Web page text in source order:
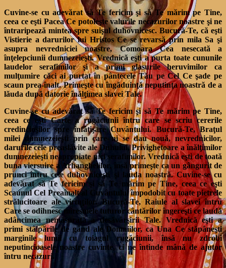
Cuvine-se cu adevărat să Te fericim şi să Te mărim pe Tine,
ceea ce eşti Pacea Ce potoleşte valurile necazurilor noastre şi ne
întraripează mintea spre suişul duhovnicesc. Bucură-Te, că eşti
Vistierie a darurilor lui Hristos Ce se revarsă prin mila Sa şi
asupra nevredniciei noastre, Comoara Cea nesecată a
înţelepciunii dumnezeieşti. Vrednică eşti a purta toate cununile
laudelor serafimilor şi a primi glasurile heruvimilor ca
mulţumire căci ai purtat în pântecele Tău pe Cel Ce şade pe
scaun prea-înalt. Primeşte cu îngăduinţă neputinţa noastră de a
lăuda după datorie înălţimea slavei Tale.
Cuvine-se cu adevărat să Te fericim şi să Te mărim pe Tine,
ceea ce eşti Carte a rugăciunii întru care se scriu cererile
credincioşilor spre înfăţişare Cuvântului. Bucură-Te, Braţul
milei dumnezeieşti prin care ni se dau nouă, nevrednicilor,
darurile cele preaslăvite ale Duhului, Privighetoare a înălţimilor
dumnezeieşti neapropiate nici serafimilor. Vrednică eşti de toată
buna viersuire a Arhanghelilor, însă primeşte ca un gângurit de
prunci întru cele duhovniceşti şi lauda noastră. Cuvine-se cu
adevărat să Te fericim şi să Te mărim pe Tine, ceea ce eşti
Scaunul Cel Preaînalt al Cuvântului împodobit cu toate pietrele
strălucitoare ale virtuţilor. Bucură-Te, Raiule al slavei întru
Care se odihnesc miresmele tuturor cântărilor îngereşti ce laudă
adâncimea nemăsurată a desăvârşirii Tale. Vrednică eşti a
primi stâlpările de gând ale Domniilor, ca Una Ce stăpâneşti
marginile lumii cu toiagul rugăciunii, însă nu zdrobi
neputincioasele noastre cuvinte, ci ne întinde mână de ajutor
întru necazuri.